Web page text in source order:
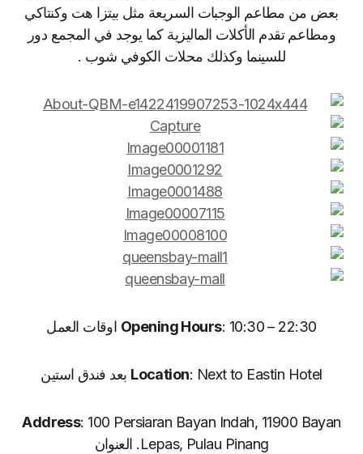
بعض من مطاعم الوجبات السريعة مثل بيتزا هت وكنتاكي
ومطاعم تقدم الأكلات الماليزية كما يوجد في المجمع دور
للسينما وكذلك محلات الكوفي شوب .
Opening Hours: 10:30 – 22:30 اوقات العمل
Location: Next to Eastin Hotel بعد فندق استين
Address: 100 Persiaran Bayan Indah, 11900 Bayan
Lepas, Pulau Pinang. العنوان